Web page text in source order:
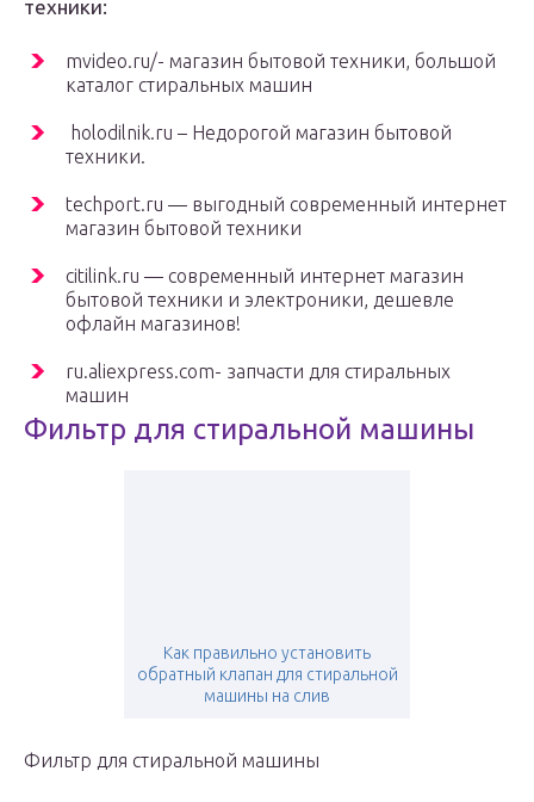
техники:
mvideo.ru/- магазин бытовой техники, большой
каталог стиральных машин
holodilnik.ru – Недорогой магазин бытовой
техники.
techport.ru — выгодный современный интернет
магазин бытовой техники
citilink.ru — современный интернет магазин
бытовой техники и электроники, дешевле
офлайн магазинов!
ru.aliexpress.com- запчасти для стиральных
машин
Фильтр для стиральной машины
Как правильно установить
обратный клапан для стиральной
машины на слив
Фильтр для стиральной машины